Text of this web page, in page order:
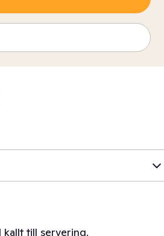
kallt till servering.